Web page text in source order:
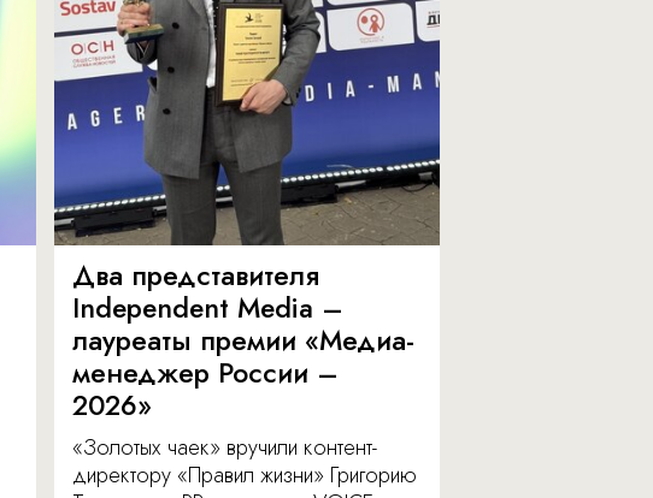
Два представителя
Independent Media –
лауреаты премии «Медиа-
менеджер России –
2026»
«Золотых чаек» вручили контент-
директору «Правил жизни» Григорию